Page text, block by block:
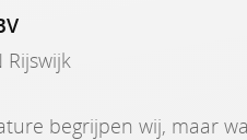
Rijswijk
begrijpen wij, maar